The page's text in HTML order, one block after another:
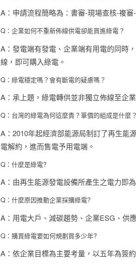
A： 申請流程簡略為：書審-現場查核-複
Q：企業如何不重新佈線供電卻能買進綠電？
A：發電端有發電、企業端有用電的同時
線，即可購入綠電。
Q：綠電穩定嗎？會有斷電的疑慮嗎？
A：承上題，綠電轉供並非獨立佈線至企
Q：台灣的綠電為何這麼貴？單價的組成是什麼
A：2010年起經濟部能源局制訂了再生能
電解約，進而售電予用電端。
Q：什麼是綠電?
A：由再生能源發電設備所產生之電力即
Q：什麼原因推動企業採購綠電?
A：用電大戶、減碳趨勢、企業ESG、供
Q：購買綠電要如何規劃買多少年?
A：依企業目標為主要考量，以五年為簽